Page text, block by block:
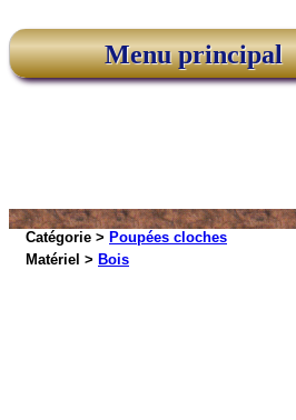
Menu principal
Catégorie > Poupées cloches
Matériel > Bois